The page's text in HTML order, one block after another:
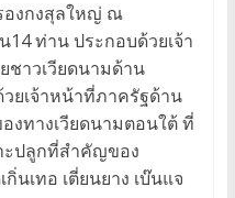
งกงสุลใหญ่ ณ
ท่าน ประกอบด้วยเจ้า
ชาวเวียดนามด้าน
ยเจ้าหน้าที่ภาครัฐด้าน
งทางเวียดนามตอนใต้ ที่
ะปลูกที่สำคัญของ
นเทอ เตี่ยนยาง เบ๊นแจ